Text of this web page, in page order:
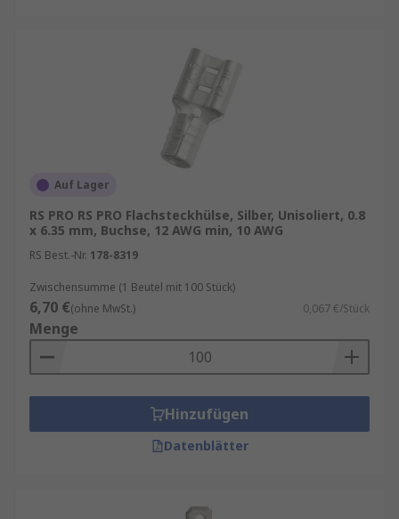
Auf Lager
RS PRO RS PRO Flachsteckhülse, Silber, Unisoliert, 0.8
x 6.35 mm, Buchse, 12 AWG min, 10 AWG
RS Best.-Nr. 178-8319
Zwischensumme (1 Beutel mit 100 Stück)
6,70 €(ohne MwSt.) 0,067 €/Stück
Menge
Hinzufügen
Datenblätter